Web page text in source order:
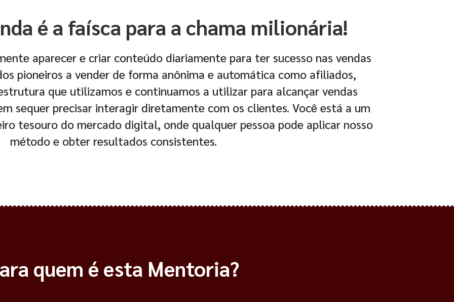
é a faísca para a chama milionária!
aparecer e criar conteúdo diariamente para ter sucesso nas vendas
pioneiros a vender de forma anônima e automática como afiliados,
que utilizamos e continuamos a utilizar para alcançar vendas
sequer precisar interagir diretamente com os clientes. Você está a um
tesouro do mercado digital, onde qualquer pessoa pode aplicar nosso
método e obter resultados consistentes.
quem é esta Mentoria?